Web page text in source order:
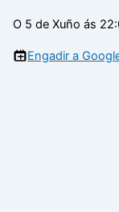
O 5 de Xuño ás
Engadir a